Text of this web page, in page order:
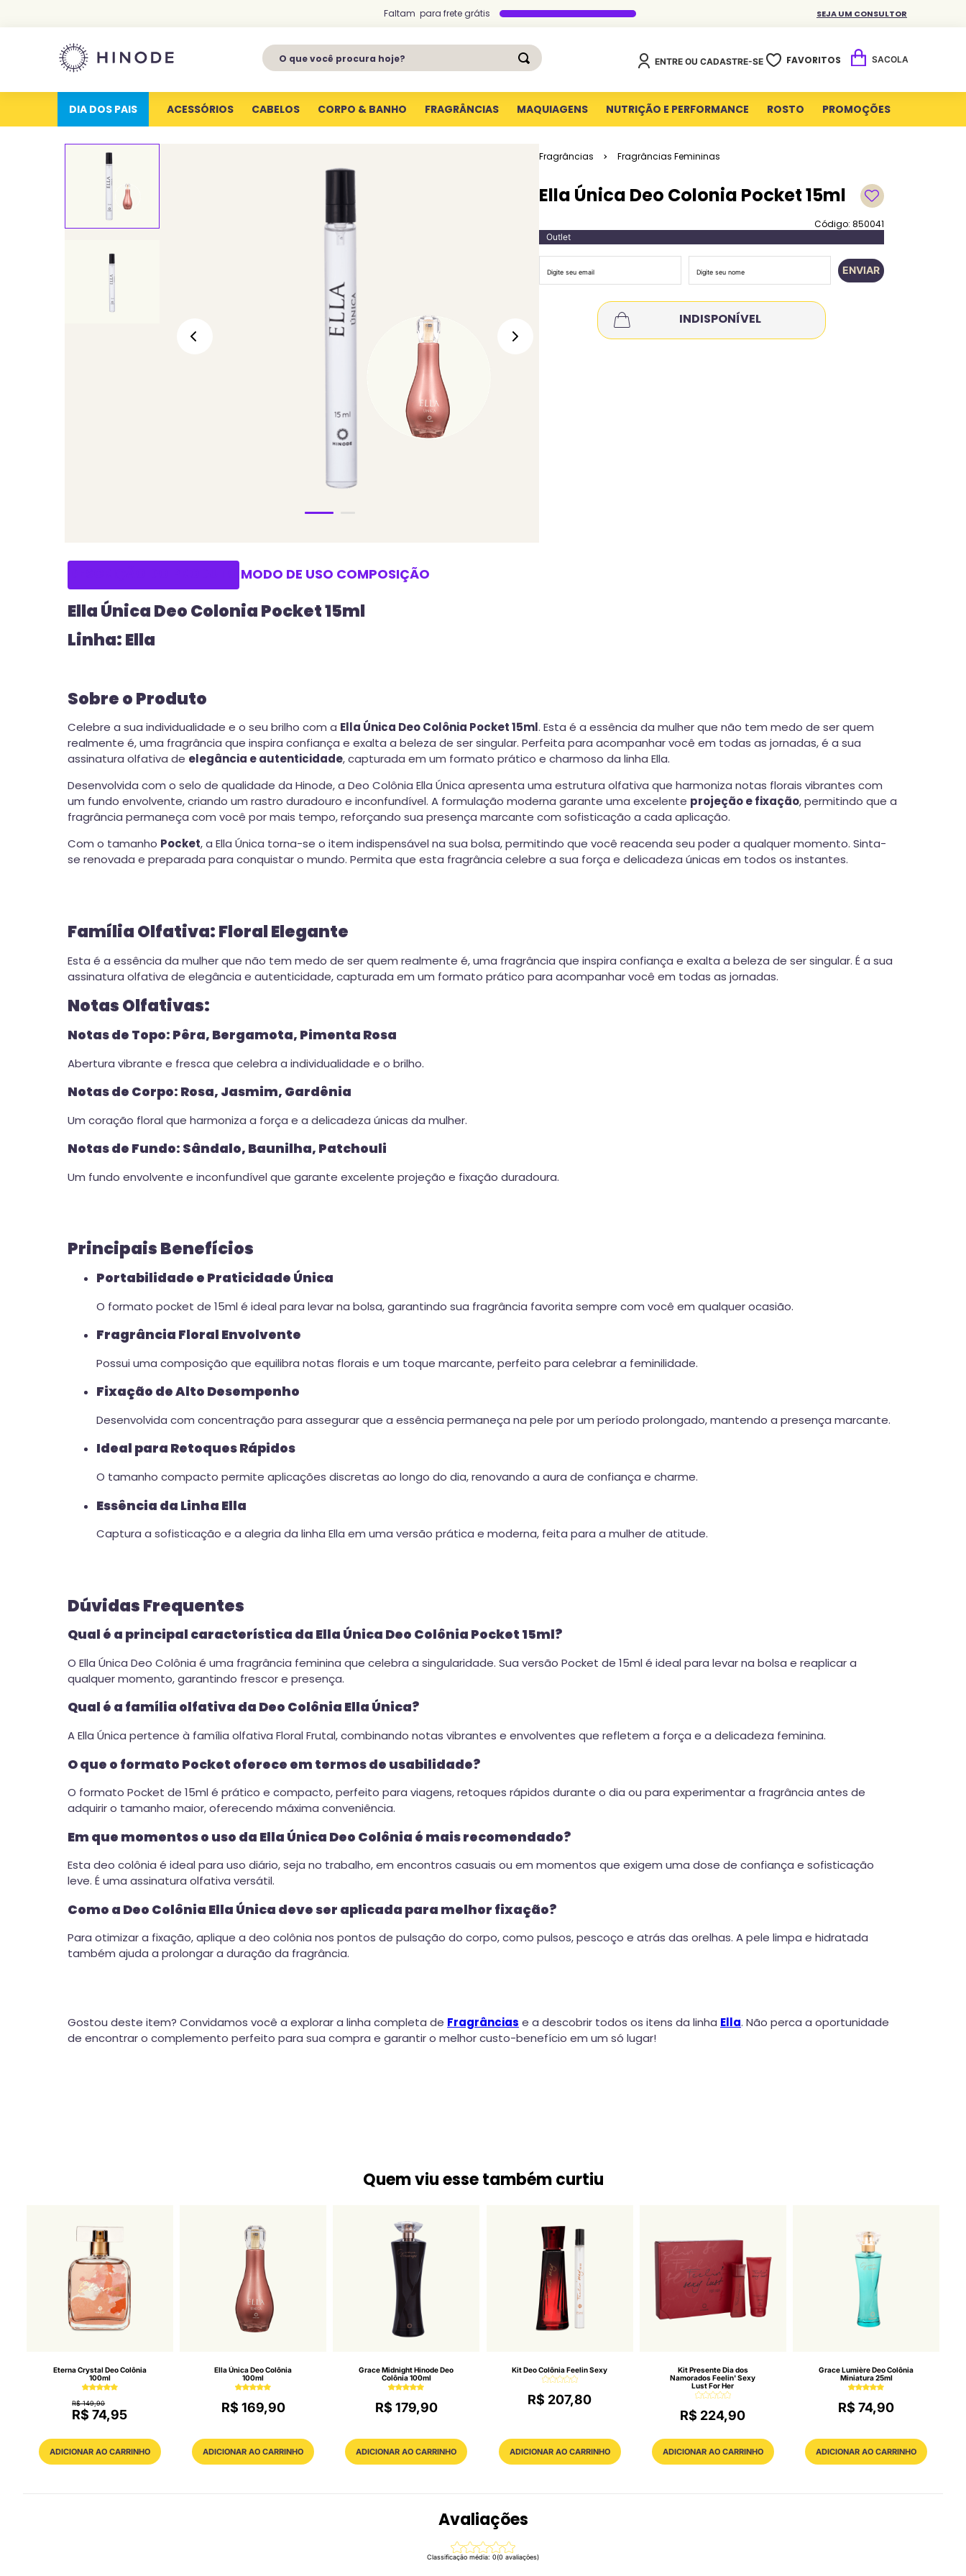
Faltam para frete grátis SEJA UM CONSULTOR
O que você procura hoje?
ENTRE OU CADASTRE-SE FAVORITOS
DIA DOS PAIS ACESSÓRIOS CABELOS CORPO & BANHO FRAGRÂNCIAS MAQUIAGENS NUTRIÇÃO E PERFORMANCE ROSTO PROMOÇÕES
Fragrâncias Fragrâncias Femininas
Ella Única Deo Colonia Pocket 15ml
Código: 850041
Outlet
ENVIAR
INDISPONÍVEL
MODO DE USO COMPOSIÇÃO
Ella Única Deo Colonia Pocket 15ml
Linha: Ella
Sobre o Produto
Celebre a sua individualidade e o seu brilho com a Ella Única Deo Colônia Pocket 15ml. Esta é a essência da mulher que não tem medo de ser quem
realmente é, uma fragrância que inspira confiança e exalta a beleza de ser singular. Perfeita para acompanhar você em todas as jornadas, é a sua
assinatura olfativa de elegância e autenticidade, capturada em um formato prático e charmoso da linha Ella.
Desenvolvida com o selo de qualidade da Hinode, a Deo Colônia Ella Única apresenta uma estrutura olfativa que harmoniza notas florais vibrantes com
um fundo envolvente, criando um rastro duradouro e inconfundível. A formulação moderna garante uma excelente projeção e fixação, permitindo que a
fragrância permaneça com você por mais tempo, reforçando sua presença marcante com sofisticação a cada aplicação.
Com o tamanho Pocket, a Ella Única torna-se o item indispensável na sua bolsa, permitindo que você reacenda seu poder a qualquer momento. Sinta-
se renovada e preparada para conquistar o mundo. Permita que esta fragrância celebre a sua força e delicadeza únicas em todos os instantes.
Família Olfativa: Floral Elegante
Esta é a essência da mulher que não tem medo de ser quem realmente é, uma fragrância que inspira confiança e exalta a beleza de ser singular. É a sua
assinatura olfativa de elegância e autenticidade, capturada em um formato prático para acompanhar você em todas as jornadas.
Notas Olfativas:
Notas de Topo: Pêra, Bergamota, Pimenta Rosa
Abertura vibrante e fresca que celebra a individualidade e o brilho.
Notas de Corpo: Rosa, Jasmim, Gardênia
Um coração floral que harmoniza a força e a delicadeza únicas da mulher.
Notas de Fundo: Sândalo, Baunilha, Patchouli
Um fundo envolvente e inconfundível que garante excelente projeção e fixação duradoura.
Principais Benefícios
Portabilidade e Praticidade Única
O formato pocket de 15ml é ideal para levar na bolsa, garantindo sua fragrância favorita sempre com você em qualquer ocasião.
Fragrância Floral Envolvente
Possui uma composição que equilibra notas florais e um toque marcante, perfeito para celebrar a feminilidade.
Fixação de Alto Desempenho
Desenvolvida com concentração para assegurar que a essência permaneça na pele por um período prolongado, mantendo a presença marcante.
Ideal para Retoques Rápidos
O tamanho compacto permite aplicações discretas ao longo do dia, renovando a aura de confiança e charme.
Essência da Linha Ella
Captura a sofisticação e a alegria da linha Ella em uma versão prática e moderna, feita para a mulher de atitude.
Dúvidas Frequentes
Qual é a principal característica da Ella Única Deo Colônia Pocket 15ml?
O Ella Única Deo Colônia é uma fragrância feminina que celebra a singularidade. Sua versão Pocket de 15ml é ideal para levar na bolsa e reaplicar a
qualquer momento, garantindo frescor e presença.
Qual é a família olfativa da Deo Colônia Ella Única?
A Ella Única pertence à família olfativa Floral Frutal, combinando notas vibrantes e envolventes que refletem a força e a delicadeza feminina.
O que o formato Pocket oferece em termos de usabilidade?
O formato Pocket de 15ml é prático e compacto, perfeito para viagens, retoques rápidos durante o dia ou para experimentar a fragrância antes de
adquirir o tamanho maior, oferecendo máxima conveniência.
Em que momentos o uso da Ella Única Deo Colônia é mais recomendado?
Esta deo colônia é ideal para uso diário, seja no trabalho, em encontros casuais ou em momentos que exigem uma dose de confiança e sofisticação
leve. É uma assinatura olfativa versátil.
Como a Deo Colônia Ella Única deve ser aplicada para melhor fixação?
Para otimizar a fixação, aplique a deo colônia nos pontos de pulsação do corpo, como pulsos, pescoço e atrás das orelhas. A pele limpa e hidratada
também ajuda a prolongar a duração da fragrância.
Gostou deste item? Convidamos você a explorar a linha completa de Fragrâncias e a descobrir todos os itens da linha Ella. Não perca a oportunidade
de encontrar o complemento perfeito para sua compra e garantir o melhor custo-benefício em um só lugar!
Quem viu esse também curtiu
Eterna Crystal Deo Colônia
100ml
R$ 149,90
R$ 74,95
ADICIONAR AO CARRINHO
Ella Única Deo Colônia
100ml
R$ 169,90
ADICIONAR AO CARRINHO
Grace Midnight Hinode Deo
Colônia 100ml
R$ 179,90
ADICIONAR AO CARRINHO
Kit Deo Colônia Feelin Sexy
R$ 207,80
ADICIONAR AO CARRINHO
Kit Presente Dia dos
Namorados Feelin' Sexy
Lust For Her
R$ 224,90
ADICIONAR AO CARRINHO
Grace Lumière Deo Colônia
Miniatura 25ml
R$ 74,90
ADICIONAR AO CARRINHO
Avaliações
Classificação média: 0(0 avaliações)
1º
perfumes
3º
6
7º